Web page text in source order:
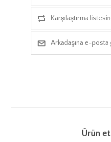
Karşılaştırma
Arkadaşına e-posta
Ürün